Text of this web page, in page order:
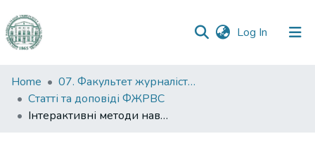
Log In (current)
Communities
&
Collections
Home
07. Факультет журналістики, реклами та видавничої справи
Статті та доповіді ФЖРВС
Інтерактивні методи навчання майбутніх журналістів: від теорії до практики